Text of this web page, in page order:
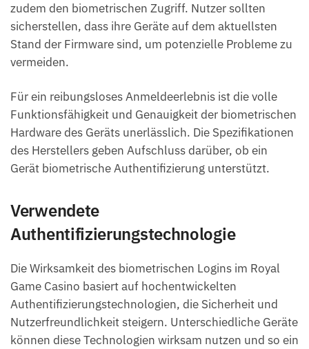
zudem den biometrischen Zugriff. Nutzer sollten
sicherstellen, dass ihre Geräte auf dem aktuellsten
Stand der Firmware sind, um potenzielle Probleme zu
vermeiden.
Für ein reibungsloses Anmeldeerlebnis ist die volle
Funktionsfähigkeit und Genauigkeit der biometrischen
Hardware des Geräts unerlässlich. Die Spezifikationen
des Herstellers geben Aufschluss darüber, ob ein
Gerät biometrische Authentifizierung unterstützt.
Verwendete
Authentifizierungstechnologie
Die Wirksamkeit des biometrischen Logins im Royal
Game Casino basiert auf hochentwickelten
Authentifizierungstechnologien, die Sicherheit und
Nutzerfreundlichkeit steigern. Unterschiedliche Geräte
können diese Technologien wirksam nutzen und so ein